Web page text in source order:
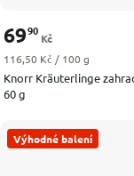
Knorr Kräuterlinge
60 g
6990
Kč
Měrná cena:
116,50 Kč / 100 g
Výhodné balení